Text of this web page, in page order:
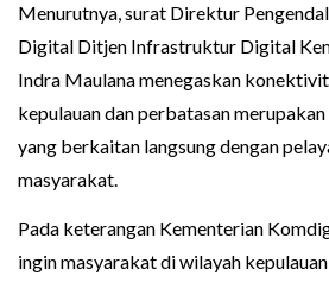
Menurutnya, surat Direktur
Digital Ditjen Infrastruktur Digital
Indra Maulana menegaskan
kepulauan dan perbatasan
yang berkaitan langsung dengan
masyarakat.
Pada keterangan Kementerian
ingin masyarakat di wilayah